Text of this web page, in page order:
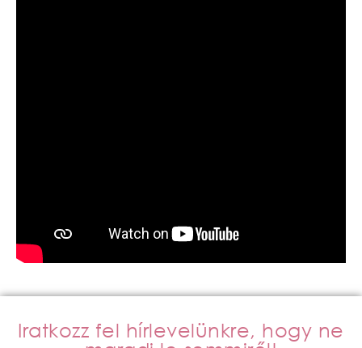
Iratkozz fel hírlevelünkre, hogy ne